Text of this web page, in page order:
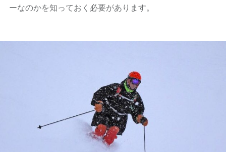
ーなのかを知っておく必要があります。